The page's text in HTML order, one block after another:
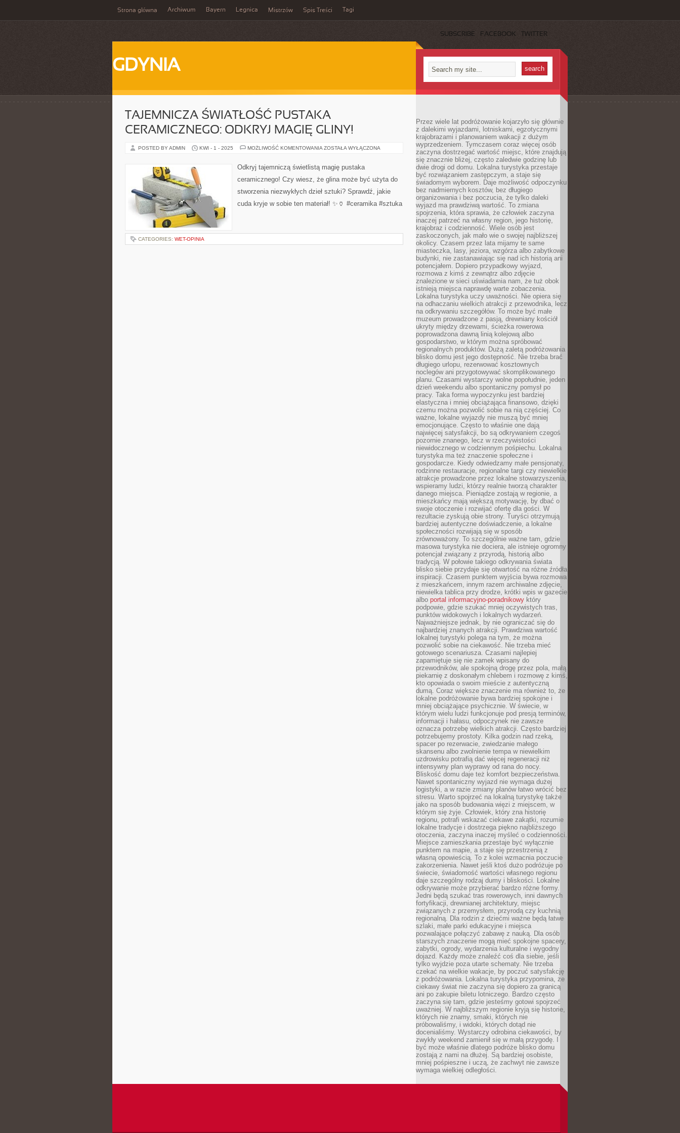
Strona główna Archiwum Bayern Legnica Mistrzów Spis Treści Tagi
SUBSCRIBE FACEBOOK TWITTER
GDYNIA
TAJEMNICZA ŚWIATŁOŚĆ PUSTAKA
CERAMICZNEGO: ODKRYJ MAGIĘ GLINY!
POSTED BY ADMIN KWI - 1 - 2025 MOŻLIWOŚĆ KOMENTOWANIA TAJEMNICZA
CERAMICZNEGO:
ODKRYJ
GLINY!
ZOSTAŁA WYŁĄCZONA
Odkryj tajemniczą świetlistą magię pustaka
ceramicznego! Czy wiesz, że glina może być użyta do
stworzenia niezwykłych dzieł sztuki? Sprawdź, jakie
cuda kryje w sobie ten materiał! ✨🏺 #ceramika #sztuka
CATEGORIES: WET-OPINIA
Przez wiele lat podróżowanie kojarzyło się głównie
z dalekimi wyjazdami, lotniskami, egzotycznymi
krajobrazami i planowaniem wakacji z dużym
wyprzedzeniem. Tymczasem coraz więcej osób
zaczyna dostrzegać wartość miejsc, które znajdują
się znacznie bliżej, często zaledwie godzinę lub
dwie drogi od domu. Lokalna turystyka przestaje
być rozwiązaniem zastępczym, a staje się
świadomym wyborem. Daje możliwość odpoczynku
bez nadmiernych kosztów, bez długiego
organizowania i bez poczucia, że tylko daleki
wyjazd ma prawdziwą wartość. To zmiana
spojrzenia, która sprawia, że człowiek zaczyna
inaczej patrzeć na własny region, jego historię,
krajobraz i codzienność. Wiele osób jest
zaskoczonych, jak mało wie o swojej najbliższej
okolicy. Czasem przez lata mijamy te same
miasteczka, lasy, jeziora, wzgórza albo zabytkowe
budynki, nie zastanawiając się nad ich historią ani
potencjałem. Dopiero przypadkowy wyjazd,
rozmowa z kimś z zewnątrz albo zdjęcie
znalezione w sieci uświadamia nam, że tuż obok
istnieją miejsca naprawdę warte zobaczenia.
Lokalna turystyka uczy uważności. Nie opiera się
na odhaczaniu wielkich atrakcji z przewodnika, lecz
na odkrywaniu szczegółów. To może być małe
muzeum prowadzone z pasją, drewniany kościół
ukryty między drzewami, ścieżka rowerowa
poprowadzona dawną linią kolejową albo
gospodarstwo, w którym można spróbować
regionalnych produktów. Dużą zaletą podróżowania
blisko domu jest jego dostępność. Nie trzeba brać
długiego urlopu, rezerwować kosztownych
noclegów ani przygotowywać skomplikowanego
planu. Czasami wystarczy wolne popołudnie, jeden
dzień weekendu albo spontaniczny pomysł po
pracy. Taka forma wypoczynku jest bardziej
elastyczna i mniej obciążająca finansowo, dzięki
czemu można pozwolić sobie na nią częściej. Co
ważne, lokalne wyjazdy nie muszą być mniej
emocjonujące. Często to właśnie one dają
najwięcej satysfakcji, bo są odkrywaniem czegoś
pozornie znanego, lecz w rzeczywistości
niewidocznego w codziennym pośpiechu. Lokalna
turystyka ma też znaczenie społeczne i
gospodarcze. Kiedy odwiedzamy małe pensjonaty,
rodzinne restauracje, regionalne targi czy niewielkie
atrakcje prowadzone przez lokalne stowarzyszenia,
wspieramy ludzi, którzy realnie tworzą charakter
danego miejsca. Pieniądze zostają w regionie, a
mieszkańcy mają większą motywację, by dbać o
swoje otoczenie i rozwijać ofertę dla gości. W
rezultacie zyskują obie strony. Turyści otrzymują
bardziej autentyczne doświadczenie, a lokalne
społeczności rozwijają się w sposób
zrównoważony. To szczególnie ważne tam, gdzie
masowa turystyka nie dociera, ale istnieje ogromny
potencjał związany z przyrodą, historią albo
tradycją. W połowie takiego odkrywania świata
blisko siebie przydaje się otwartość na różne źródła
inspiracji. Czasem punktem wyjścia bywa rozmowa
z mieszkańcem, innym razem archiwalne zdjęcie,
niewielka tablica przy drodze, krótki wpis w gazecie
albo portal informacyjno-poradnikowy który
podpowie, gdzie szukać mniej oczywistych tras,
punktów widokowych i lokalnych wydarzeń.
Najważniejsze jednak, by nie ograniczać się do
najbardziej znanych atrakcji. Prawdziwa wartość
lokalnej turystyki polega na tym, że można
pozwolić sobie na ciekawość. Nie trzeba mieć
gotowego scenariusza. Czasami najlepiej
zapamiętuje się nie zamek wpisany do
przewodników, ale spokojną drogę przez pola, małą
piekarnię z doskonałym chlebem i rozmowę z kimś,
kto opowiada o swoim mieście z autentyczną
dumą. Coraz większe znaczenie ma również to, że
lokalne podróżowanie bywa bardziej spokojne i
mniej obciążające psychicznie. W świecie, w
którym wielu ludzi funkcjonuje pod presją terminów,
informacji i hałasu, odpoczynek nie zawsze
oznacza potrzebę wielkich atrakcji. Często bardziej
potrzebujemy prostoty. Kilka godzin nad rzeką,
spacer po rezerwacie, zwiedzanie małego
skansenu albo zwolnienie tempa w niewielkim
uzdrowisku potrafią dać więcej regeneracji niż
intensywny plan wyprawy od rana do nocy.
Bliskość domu daje też komfort bezpieczeństwa.
Nawet spontaniczny wyjazd nie wymaga dużej
logistyki, a w razie zmiany planów łatwo wrócić bez
stresu. Warto spojrzeć na lokalną turystykę także
jako na sposób budowania więzi z miejscem, w
którym się żyje. Człowiek, który zna historię
regionu, potrafi wskazać ciekawe zakątki, rozumie
lokalne tradycje i dostrzega piękno najbliższego
otoczenia, zaczyna inaczej myśleć o codzienności.
Miejsce zamieszkania przestaje być wyłącznie
punktem na mapie, a staje się przestrzenią z
własną opowieścią. To z kolei wzmacnia poczucie
zakorzenienia. Nawet jeśli ktoś dużo podróżuje po
świecie, świadomość wartości własnego regionu
daje szczególny rodzaj dumy i bliskości. Lokalne
odkrywanie może przybierać bardzo różne formy.
Jedni będą szukać tras rowerowych, inni dawnych
fortyfikacji, drewnianej architektury, miejsc
związanych z przemysłem, przyrodą czy kuchnią
regionalną. Dla rodzin z dziećmi ważne będą łatwe
szlaki, małe parki edukacyjne i miejsca
pozwalające połączyć zabawę z nauką. Dla osób
starszych znaczenie mogą mieć spokojne spacery,
zabytki, ogrody, wydarzenia kulturalne i wygodny
dojazd. Każdy może znaleźć coś dla siebie, jeśli
tylko wyjdzie poza utarte schematy. Nie trzeba
czekać na wielkie wakacje, by poczuć satysfakcję
z podróżowania. Lokalna turystyka przypomina, że
ciekawy świat nie zaczyna się dopiero za granicą
ani po zakupie biletu lotniczego. Bardzo często
zaczyna się tam, gdzie jesteśmy gotowi spojrzeć
uważniej. W najbliższym regionie kryją się historie,
których nie znamy, smaki, których nie
próbowaliśmy, i widoki, których dotąd nie
docenialiśmy. Wystarczy odrobina ciekawości, by
zwykły weekend zamienił się w małą przygodę. I
być może właśnie dlatego podróże blisko domu
zostają z nami na dłużej. Są bardziej osobiste,
mniej pośpieszne i uczą, że zachwyt nie zawsze
wymaga wielkiej odległości.